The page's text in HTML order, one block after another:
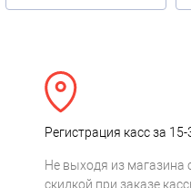
Регистрация касс за
Не выходя из магазина
скидкой при заказе